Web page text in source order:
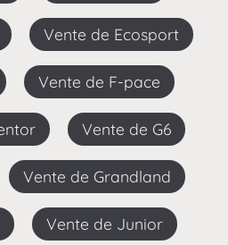
Vente de Ecosport
Vente de F-pace
Vente de G6
Vente de Grandland
Vente de Junior